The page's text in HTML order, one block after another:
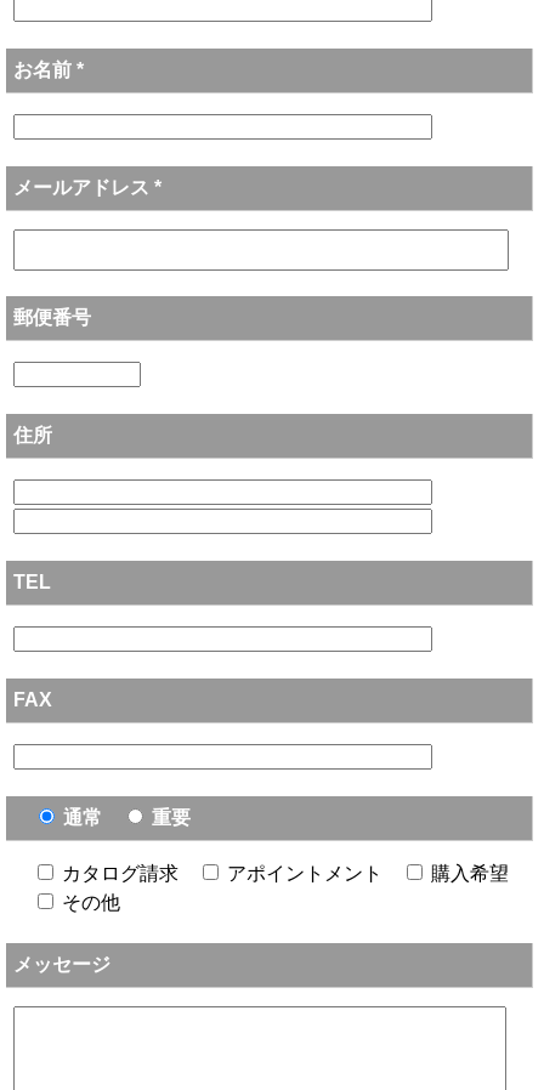
お名前 *
メールアドレス *
郵便番号
住所
TEL
FAX
通常 重要
カタログ請求 アポイントメント
購入希望
その他
メッセージ